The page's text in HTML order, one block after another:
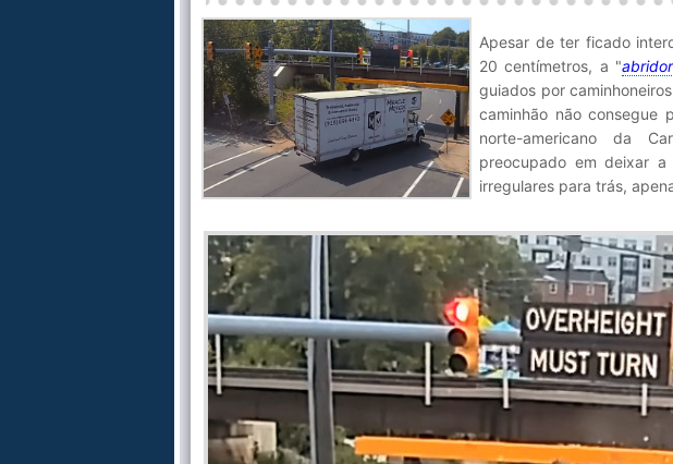
Apesar de ter ficado
20 centímetros, a "
guiados por
caminhão não consegue
norte-americano da
preocupado em deixar
irregulares para trás,